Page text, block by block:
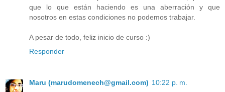
que lo que están haciendo es una aberración y que
nosotros en estas condiciones no podemos trabajar.
A pesar de todo, feliz inicio de curso :)
Responder
Maru (marudomenech@gmail.com) 10:22 p. m.